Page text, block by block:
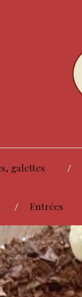
galettes
Entrées